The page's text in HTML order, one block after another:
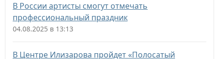
В России артисты смогут отмечать
профессиональный праздник
04.08.2025 в 13:13
В Центре Илизарова пройдет «Полосатый